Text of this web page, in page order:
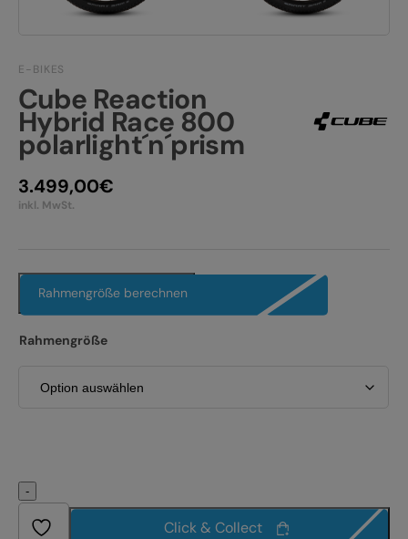
Alle entdecken
E-BIKE FULLY
E-BIKE HARDTAIL
E-BIKE TOUR
Alle entdecken
PRODUKTRÜCKRUFE
E-BIKES
Cube Reaction
Hybrid Race 800
polarlight´n´prism
3.499,00€
inkl. MwSt.
Rahmengröße berechnen
Rahmengröße
-
Click & Collect